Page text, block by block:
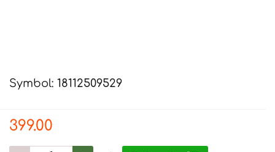
Symbol: 18112509529
399.00